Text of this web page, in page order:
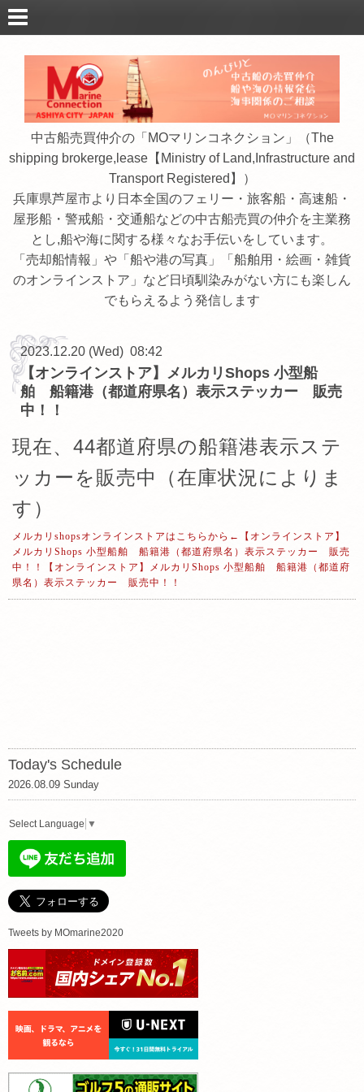
中古船売買仲介の「MOマリンコネクション」（The
shipping brokerge,lease【Ministry of Land,Infrastructure and
Transport Registered】）
兵庫県芦屋市より日本全国のフェリー・旅客船・高速船・
屋形船・警戒船・交通船などの中古船売買の仲介を主業務
とし,船や海に関する様々なお手伝いをしています。
「売却船情報」や「船や港の写真」「船舶用・絵画・雑貨
のオンラインストア」など日頃馴染みがない方にも楽しん
でもらえるよう発信します
2023.12.20 (Wed) 08:42
【オンラインストア】メルカリShops 小型船
舶 船籍港（都道府県名）表示ステッカー 販売
中！！
現在、44都道府県の船籍港表示ステ
ッカーを販売中（在庫状況によりま
す）
メルカリshopsオンラインストアはこちらから←【オンラインストア】
メルカリShops 小型船舶 船籍港（都道府県名）表示ステッカー 販売
中！！【オンラインストア】メルカリShops 小型船舶 船籍港（都道府
県名）表示ステッカー 販売中！！
Today's Schedule
2026.08.09 Sunday
Select Language ▼
Tweets by MOmarine2020